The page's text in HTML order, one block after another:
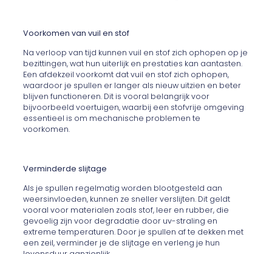
Voorkomen van vuil en stof
Na verloop van tijd kunnen vuil en stof zich ophopen op je
bezittingen, wat hun uiterlijk en prestaties kan aantasten.
Een afdekzeil voorkomt dat vuil en stof zich ophopen,
waardoor je spullen er langer als nieuw uitzien en beter
blijven functioneren. Dit is vooral belangrijk voor
bijvoorbeeld voertuigen, waarbij een stofvrije omgeving
essentieel is om mechanische problemen te
voorkomen.
Verminderde slijtage
Als je spullen regelmatig worden blootgesteld aan
weersinvloeden, kunnen ze sneller verslijten. Dit geldt
vooral voor materialen zoals stof, leer en rubber, die
gevoelig zijn voor degradatie door uv-straling en
extreme temperaturen. Door je spullen af te dekken met
een zeil, verminder je de slijtage en verleng je hun